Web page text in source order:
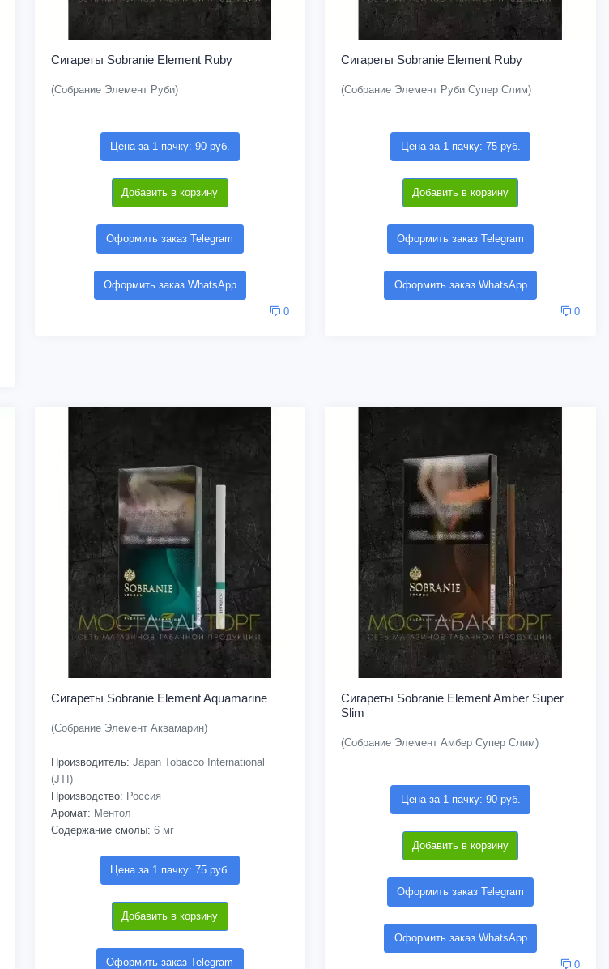
Сигареты Sobranie Element Ruby
(Собрание Элемент Руби)
Цена за 1 пачку: 90 руб.
Добавить в корзину
Оформить заказ Telegram
Оформить заказ WhatsApp
0
Сигареты Sobranie Element Ruby
(Собрание Элемент Руби Супер Слим)
Цена за 1 пачку: 75 руб.
Добавить в корзину
Оформить заказ Telegram
Оформить заказ WhatsApp
0
Сигареты Sobranie Element Aquamarine
(Собрание Элемент Аквамарин)
Производитель: Japan Tobacco International
(JTI)
Производство: Россия
Аромат: Ментол
Содержание смолы: 6 мг
Цена за 1 пачку: 75 руб.
Добавить в корзину
Оформить заказ Telegram
Сигареты Sobranie Element Amber Super
Slim
(Собрание Элемент Амбер Супер Слим)
Цена за 1 пачку: 90 руб.
Добавить в корзину
Оформить заказ Telegram
Оформить заказ WhatsApp
0